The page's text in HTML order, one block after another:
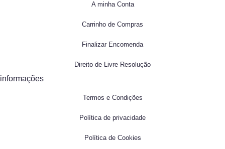
A minha Conta
Carrinho de Compras
Finalizar Encomenda
Direito de Livre Resolução
informações
Termos e Condições
Política de privacidade
Política de Cookies